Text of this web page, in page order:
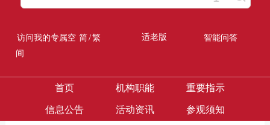
访问我的专属空
间
简/繁 适老版 智能问答
首页 机构职能 重要指示
信息公告 活动资讯 参观须知